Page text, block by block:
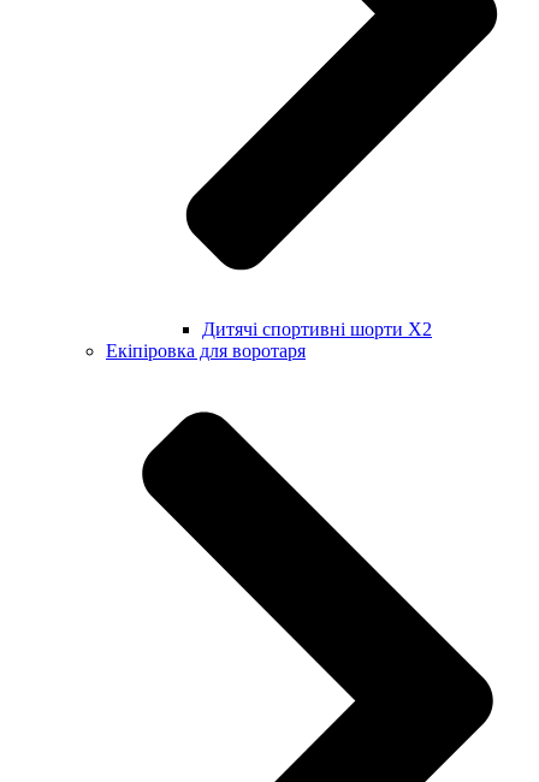
Дитячі спортивні шорти X2
Екіпіровка для воротаря